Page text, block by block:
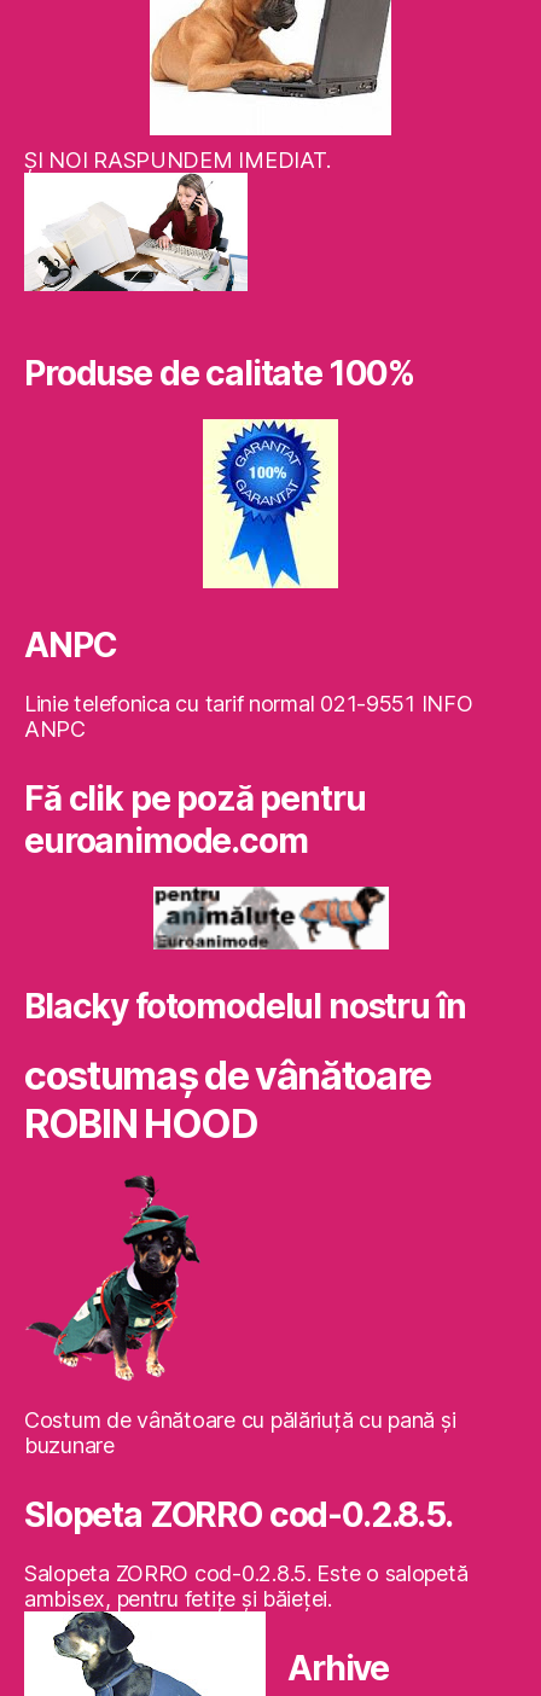
ŞI NOI RASPUNDEM IMEDIAT.
Produse de calitate 100%
ANPC
Linie telefonica cu tarif normal 021-9551 INFO
ANPC
Fă clik pe poză pentru
euroanimode.com
Blacky fotomodelul nostru în
costumaş de vânătoare
ROBIN HOOD
Costum de vânătoare cu pălăriuţă cu pană şi
buzunare
Slopeta ZORRO cod-0.2.8.5.
Salopeta ZORRO cod-0.2.8.5. Este o salopetă
ambisex, pentru fetiţe şi băieţei.
Arhive